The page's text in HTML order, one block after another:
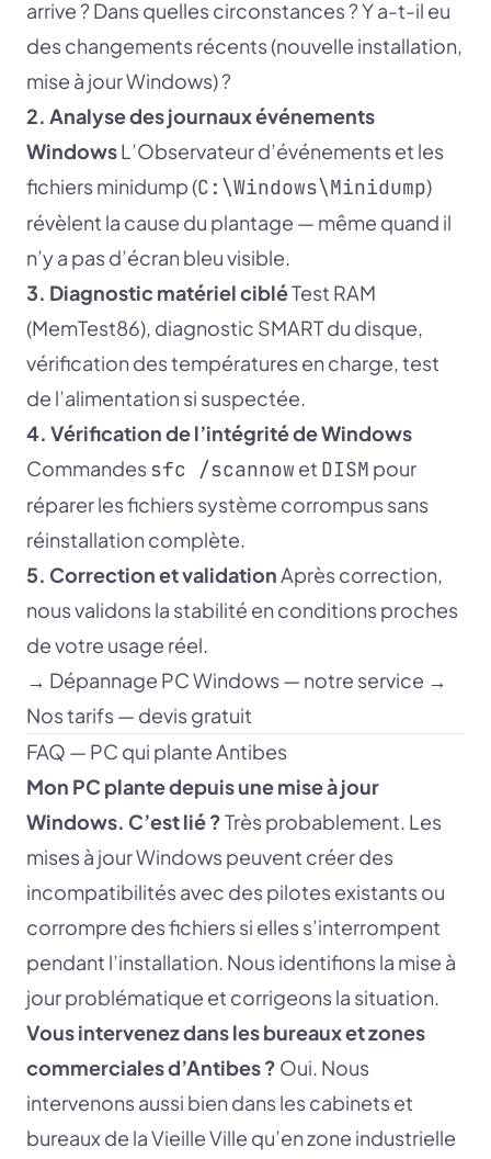
arrive ? Dans quelles circonstances ? Y a-t-il eu
des changements récents (nouvelle installation,
mise à jour Windows) ?
2. Analyse des journaux événements
WindowsL’Observateur d’événements et les
fichiers minidump (C:\Windows\Minidump)
révèlent la cause du plantage — même quand il
n’y a pas d’écran bleu visible.
3. Diagnostic matériel cibléTest RAM
(MemTest86), diagnostic SMART du disque,
vérification des températures en charge, test
de l’alimentation si suspectée.
4. Vérification de l’intégrité de Windows
Commandessfc /scannow et DISM pour
réparer les fichiers système corrompus sans
réinstallation complète.
5. Correction et validationAprès correction,
nous validons la stabilité en conditions proches
de votre usage réel.
→ Dépannage PC Windows — notre service →
Nos tarifs — devis gratuit
FAQ — PC qui plante Antibes
Mon PC plante depuis une mise à jour
Windows. C’est lié ?Très probablement. Les
mises à jour Windows peuvent créer des
incompatibilités avec des pilotes existants ou
corrompre des fichiers si elles s’interrompent
pendant l’installation. Nous identifions la mise à
jour problématique et corrigeons la situation.
Vous intervenez dans les bureaux et zones
commerciales d’Antibes ? Oui. Nous
intervenons aussi bien dans les cabinets et
bureaux de la Vieille Ville qu’en zone industrielle